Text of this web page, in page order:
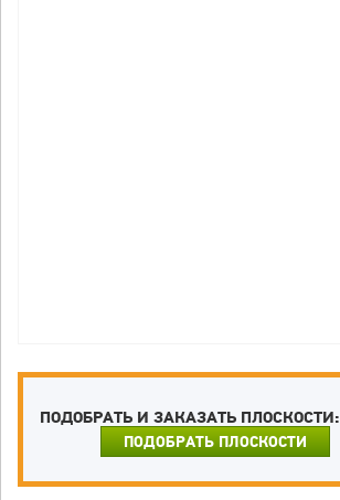
ПОДОБРАТЬ И ЗАКАЗАТЬ ПЛОСКОСТИ:
ПОДОБРАТЬ ПЛОСКОСТИ